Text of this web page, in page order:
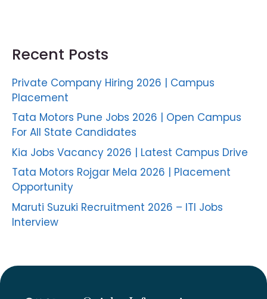
Recent Posts
Private Company Hiring 2026 | Campus
Placement
Tata Motors Pune Jobs 2026 | Open Campus
For All State Candidates
Kia Jobs Vacancy 2026 | Latest Campus Drive
Tata Motors Rojgar Mela 2026 | Placement
Opportunity
Maruti Suzuki Recruitment 2026 – ITI Jobs
Interview